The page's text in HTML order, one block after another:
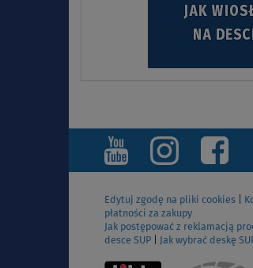
Edytuj zgodę na pliki cookies
płatności za zakupy
Jak postępować z reklamacją
desce SUP
Jak wybrać deskę